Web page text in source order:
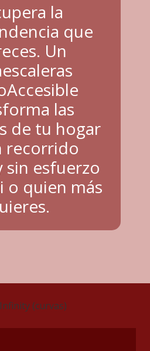
la
que
Un
las
de tu hogar
recorrido
sin esfuerzo
quien más